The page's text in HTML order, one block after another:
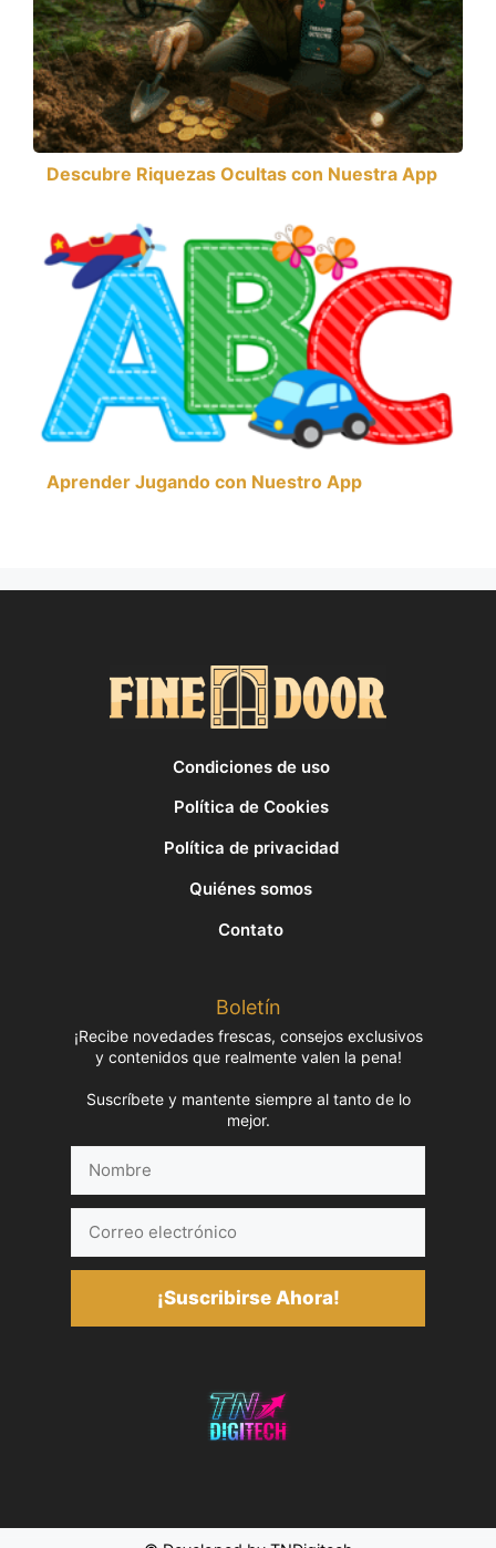
Descubre Riquezas Ocultas con Nuestra App
Aprender Jugando con Nuestro App
Condiciones de uso
Política de Cookies
Política de privacidad
Quiénes somos
Contato
Boletín
¡Recibe novedades frescas, consejos exclusivos
y contenidos que realmente valen la pena!
Suscríbete y mantente siempre al tanto de lo
mejor.
electrónico
¡Suscribirse Ahora!